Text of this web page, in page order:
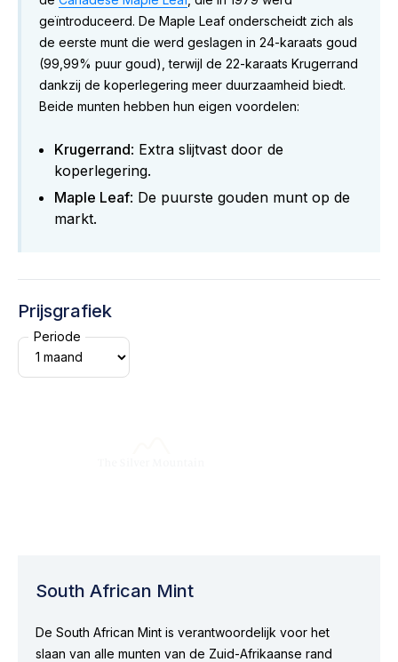
geïntroduceerd. De Maple Leaf onderscheidt zich als
de eerste munt die werd geslagen in 24-karaats goud
(99,99% puur goud), terwijl de 22-karaats Krugerrand
dankzij de koperlegering meer duurzaamheid biedt.
Beide munten hebben hun eigen voordelen:
Krugerrand: Extra slijtvast door de
koperlegering.
Maple Leaf: De puurste gouden munt op de
markt.
Prijsgrafiek
Periode
South African Mint
De South African Mint is verantwoordelijk voor het
slaan van alle munten van de Zuid-Afrikaanse rand